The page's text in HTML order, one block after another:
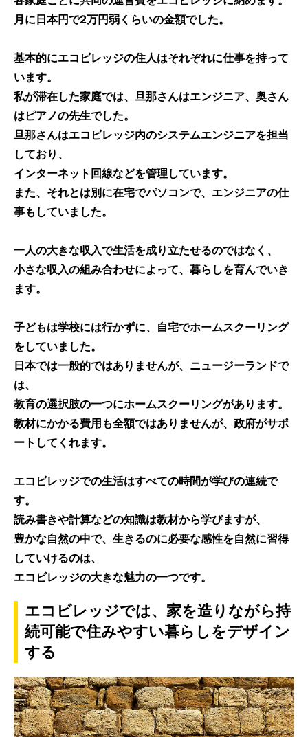
月に日本円で2万円弱くらいの金額でした。
基本的にエコビレッジの住人はそれぞれに仕事を持って
います。
私が滞在した家庭では、旦那さんはエンジニア、奥さん
はピアノの先生でした。
旦那さんはエコビレッジ内のシステムエンジニアを担当
しており、
インターネット回線などを管理しています。
また、それとは別に在宅でパソコンで、エンジニアの仕
事もしていました。
一人の大きな収入で生活を成り立たせるのではなく、
小さな収入の組み合わせによって、暮らしを育んでいき
ます。
子どもは学校には行かずに、自宅でホームスクーリング
をしていました。
日本では一般的ではありませんが、ニュージーランドで
は、
教育の選択肢の一つにホームスクーリングがあります。
教材にかかる費用も全額ではありませんが、 政府がサポ
ート してくれます。
エコビレッジでの生活はすべての時間が学びの連続で
す。
読み書きや計算などの知識は教材から学びますが、
豊かな自然の中で、 生きるのに必要な感性を自然に習得
していけるのは、
エコビレッジの大きな魅力の一つです。
エコビレッジでは、家を造りながら持
続可能で住みやすい暮らしをデザイン
する